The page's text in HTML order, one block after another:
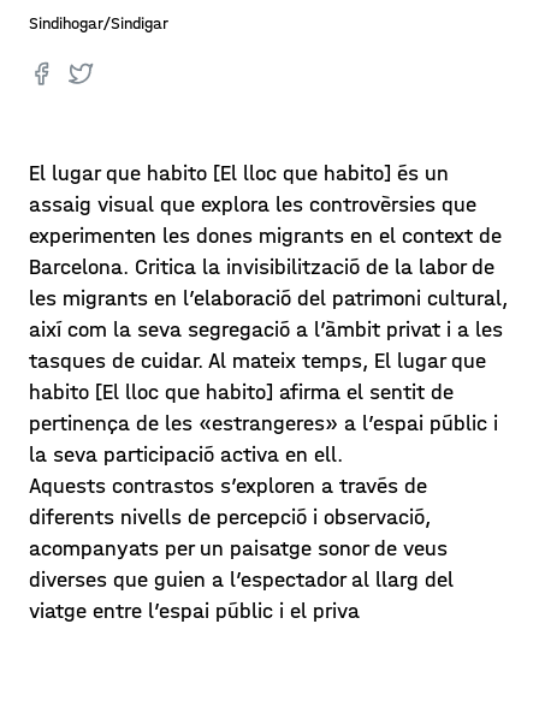
Sindihogar/Sindigar
El lugar que habito [El lloc que habito] és un
assaig visual que explora les controvèrsies que
experimenten les dones migrants en el context de
Barcelona. Critica la invisibilització de la labor de
les migrants en l’elaboració del patrimoni cultural,
així com la seva segregació a l’àmbit privat i a les
tasques de cuidar. Al mateix temps, El lugar que
habito [El lloc que habito] afirma el sentit de
pertinença de les «estrangeres» a l’espai públic i
la seva participació activa en ell.
Aquests contrastos s’exploren a través de
diferents nivells de percepció i observació,
acompanyats per un paisatge sonor de veus
diverses que guien a l’espectador al llarg del
viatge entre l’espai públic i el priva